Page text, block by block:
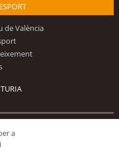
de València
a